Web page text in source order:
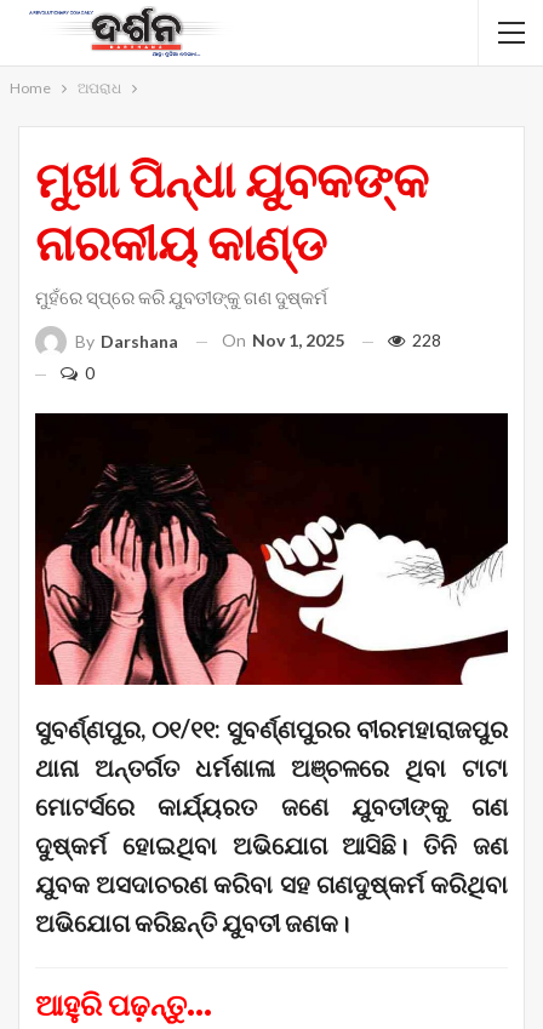
Home ଅପରାଧ
ମୁଖା ପିନ୍ଧା ଯୁବକଙ୍କ
ନାରକୀୟ କାଣ୍ଡ
ମୁହଁରେ ସ୍ପ୍ରେ କରି ଯୁବତୀଙ୍କୁ ଗଣ ଦୁଷ୍କର୍ମ
By Darshana On Nov 1, 2025
228
0
ସୁବର୍ଣ୍ଣପୁର, ୦୧/୧୧: ସୁବର୍ଣ୍ଣପୁରର ବୀରମହାରାଜପୁର
ଥାନା ଅନ୍ତର୍ଗତ ଧର୍ମଶାଳା ଅଞ୍ଚଳରେ ଥିବା ଟାଟା
ମୋଟର୍ସରେ କାର୍ଯ୍ୟରତ ଜଣେ ଯୁବତୀଙ୍କୁ ଗଣ
ଦୁଷ୍କର୍ମ ହୋଇଥିବା ଅଭିଯୋଗ ଆସିଛି। ତିନି ଜଣ
ଯୁବକ ଅସଦାଚରଣ କରିବା ସହ ଗଣଦୁଷ୍କର୍ମ କରିଥିବା
ଅଭିଯୋଗ କରିଛନ୍ତି ଯୁବତୀ ଜଣକ।
ଆହୁରି ପଢ଼ନ୍ତୁ...